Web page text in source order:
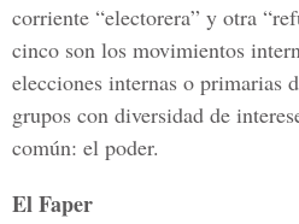
corriente “electorera” y otra
cinco son los movimientos
elecciones internas o primarias
grupos con diversidad de
común: el poder.
El Faper